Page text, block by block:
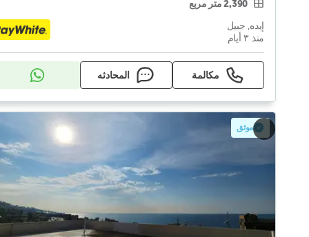
2,390 متر مربع
إيده, جبيل
منذ ٣ أيام
مكالمة المحادثه
موثق